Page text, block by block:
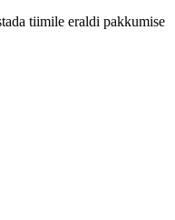
tiimile eraldi pakkumise